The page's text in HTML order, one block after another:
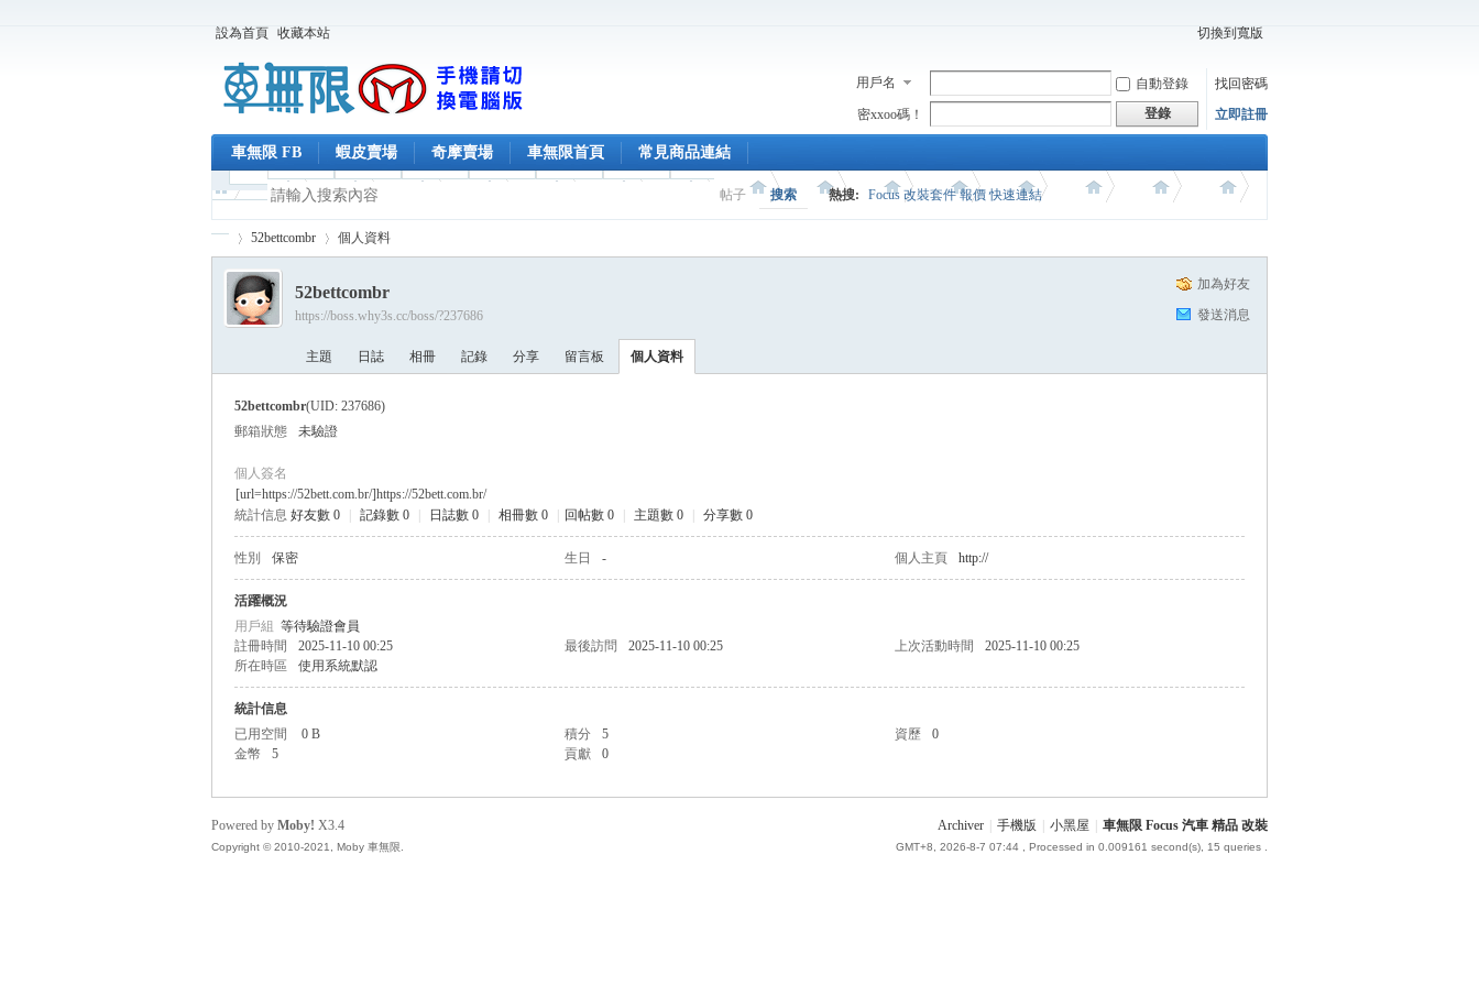
設為首頁 收藏本站 切換到寬版
用戶名 自動登錄
找回密碼
密xxoo碼！
登錄 立即註冊
車無限 FB 蝦皮賣場 奇摩賣場 車無限首頁 常見商品連結
帖子 搜索 熱搜: Focus 改裝套件 報價 快速連結
›
52bettcombr 個人資料
加為好友
發送消息
52bettcombr
https://boss.why3s.cc/boss/?237686
主題 日誌 相冊 記錄 分享 留言板 個人資料
52bettcombr(UID: 237686)
郵箱狀態
未驗證
個人簽名
[url=https://52bett.com.br/]https://52bett.com.br/
統計信息 好友數 0 記錄數 0 日誌數 0 相冊數 0 回帖數 0 主題數 0 分享數 0
性別 保密 生日 - 個人主頁 http://
活躍概況
用戶組 等待驗證會員
註冊時間
2025-11-10 00:25 最後訪問 2025-11-10 00:25 上次活動時間
2025-11-10 00:25
所在時區
使用系統默認
統計信息
已用空間
0 B 積分 5 資歷
0
金幣
5 貢獻 0
Archiver 手機版 小黑屋 車無限 Focus 汽車 精品 改裝
GMT+8, 2026-8-7 07:44 , Processed in 0.009161 second(s), 15 queries .
Powered by Moby! X3.4
Copyright © 2010-2021, Moby 車無限.